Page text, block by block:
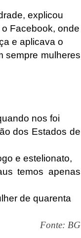
explicou
Facebook, onde
e aplicava o
sempre mulheres
nos foi
dos Estados de
e estelionato,
temos apenas
de quarenta
Fonte: BG